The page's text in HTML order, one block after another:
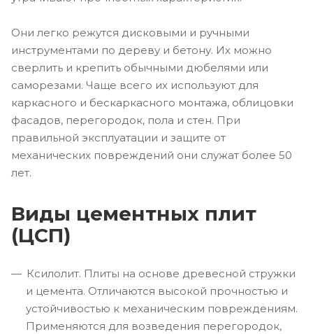
Они легко режутся дисковыми и ручными
инструментами по дереву и бетону. Их можно
сверлить и крепить обычными дюбелями или
саморезами. Чаще всего их используют для
каркасного и бескаркасного монтажа, облицовки
фасадов, перегородок, пола и стен. При
правильной эксплуатации и защите от
механических повреждений они служат более 50
лет.
Виды цементных плит
(ЦСП)
Ксилолит. Плиты на основе древесной стружки
и цемента. Отличаются высокой прочностью и
устойчивостью к механическим повреждениям.
Применяются для возведения перегородок,